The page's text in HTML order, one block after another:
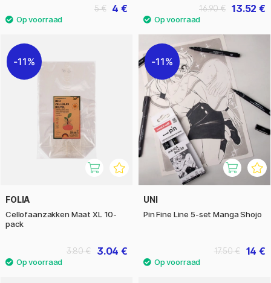
4 €
5 € 13.52 €
16.90 €
11%
FOLIA
Cellofaanzakken Maat XL 10-
pack
3.04 €
3.80 €
11%
UNI
Pin Fine Line 5-set Manga Shojo
14 €
17.50 €